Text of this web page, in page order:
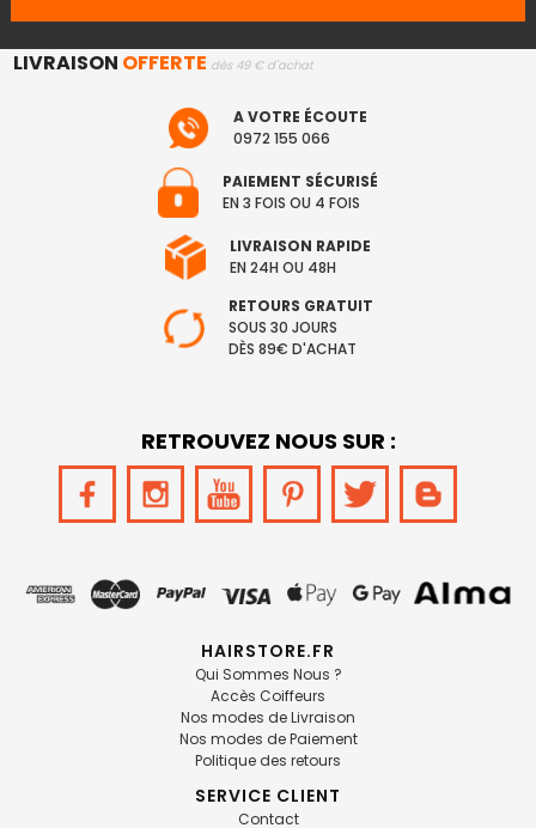
LIVRAISON OFFERTE dès 49 € d'achat
A VOTRE ÉCOUTE
0972 155 066
PAIEMENT SÉCURISÉ
EN 3 FOIS OU 4 FOIS
LIVRAISON RAPIDE
EN 24H OU 48H
RETOURS GRATUIT
SOUS 30 JOURS
DÈS 89€ D'ACHAT
RETROUVEZ NOUS SUR :
HAIRSTORE.FR
Qui Sommes Nous ?
Accès Coiffeurs
Nos modes de Livraison
Nos modes de Paiement
Politique des retours
SERVICE CLIENT
Contact